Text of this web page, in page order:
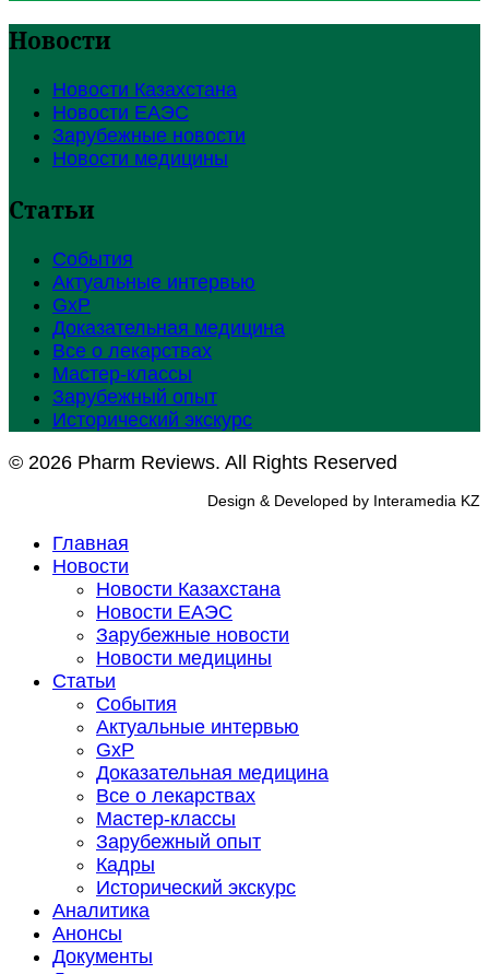
Новости
Новости Казахстана
Новости ЕАЭС
Зарубежные новости
Новости медицины
Статьи
События
Актуальные интервью
GxP
Доказательная медицина
Все о лекарствах
Мастер-классы
Зарубежный опыт
Исторический экскурс
© 2026 Pharm Reviews. All Rights Reserved
Design & Developed by Interamedia KZ
Главная
Новости
Новости Казахстана
Новости ЕАЭС
Зарубежные новости
Новости медицины
Статьи
События
Актуальные интервью
GxP
Доказательная медицина
Все о лекарствах
Мастер-классы
Зарубежный опыт
Кадры
Исторический экскурс
Аналитика
Анонсы
Документы